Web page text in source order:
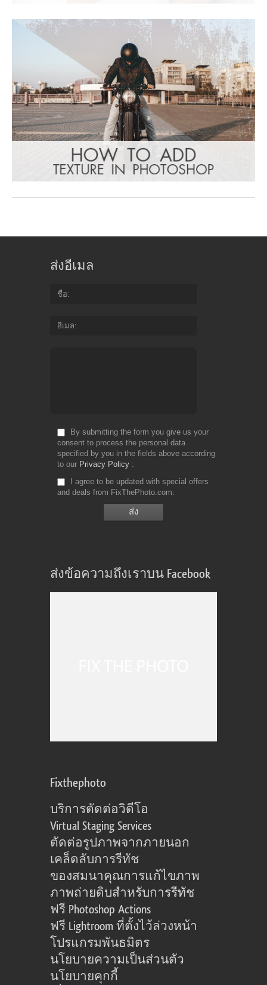
ส่งอีเมล
ชื่อ
อีเมล
By submitting the form you give us your
consent to process the personal data
specified by you in the fields above according
to our Privacy Policy
I agree to be updated with special offers
and deals from FixThePhoto.com
ส่งข้อความถึงเราบน Facebook
Fixthephoto
บริการตัดต่อวิดีโอ
Virtual Staging Services
ตัดต่อรูปภาพจากภายนอก
เคล็ดลับการรีทัช
ของสมนาคุณการแก้ไขภาพ
ภาพถ่ายดิบสำหรับการรีทัช
ฟรี Photoshop Actions
ฟรี Lightroom ที่ตั้งไว้ล่วงหน้า
โปรแกรมพันธมิตร
นโยบายความเป็นส่วนตัว
นโยบายคุกกี้